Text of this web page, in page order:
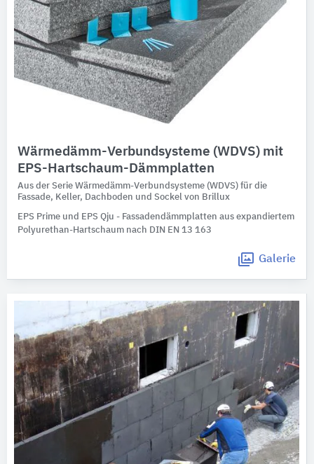
Wärmedämm-Verbundsysteme (WDVS) mit
EPS-Hartschaum-Dämmplatten
Aus der Serie Wärmedämm-Verbundsysteme (WDVS) für die
Fassade, Keller, Dachboden und Sockel von Brillux
EPS Prime und EPS Qju - Fassadendämmplatten aus expandiertem
Polyurethan-Hartschaum nach DIN EN 13 163
Galerie